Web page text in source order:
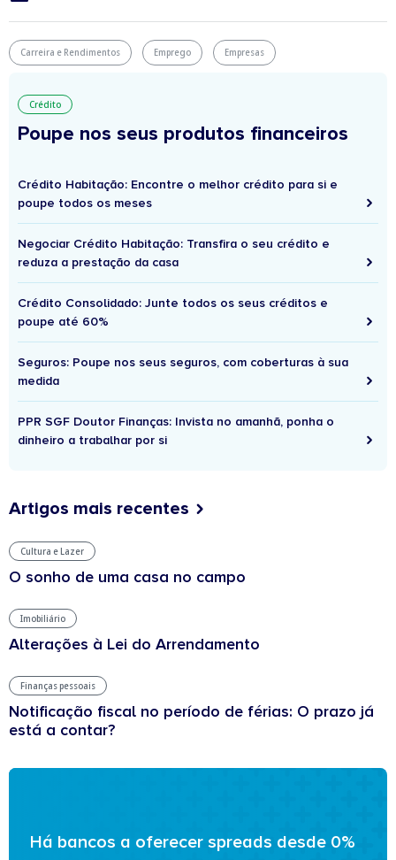
Carreira e Rendimentos Emprego Empresas
Crédito
Poupe nos seus produtos financeiros
Crédito Habitação: Encontre o melhor crédito para si e
poupe todos os meses
Negociar Crédito Habitação: Transfira o seu crédito e
reduza a prestação da casa
Crédito Consolidado: Junte todos os seus créditos e
poupe até 60%
Seguros: Poupe nos seus seguros, com coberturas à sua
medida
PPR SGF Doutor Finanças: Invista no amanhã, ponha o
dinheiro a trabalhar por si
Artigos mais recentes
Cultura e Lazer
O sonho de uma casa no campo
Imobiliário
Alterações à Lei do Arrendamento
Finanças pessoais
Notificação fiscal no período de férias: O prazo já
está a contar?
Há bancos a oferecer spreads desde 0%